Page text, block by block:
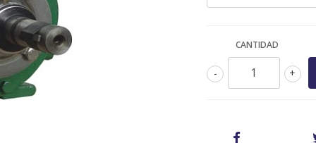
CANTIDAD
+
-